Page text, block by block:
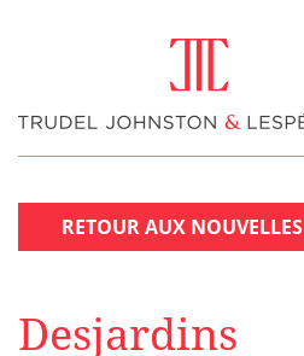
RETOUR AUX NOUVELLES
Desjardins